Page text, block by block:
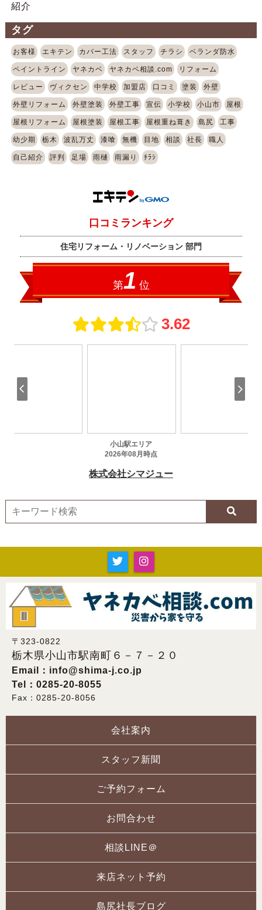
紹介
タグ
お客様 エキテン カバー工法 スタッフ チラシ ベランダ防水
ペイントライン ヤネカベ ヤネカベ相談.com リフォーム
レビュー ヴィクセン 中学校 加盟店 口コミ 塗装 外壁
外壁リフォーム 外壁塗装 外壁工事 宣伝 小学校 小山市 屋根
屋根リフォーム 屋根塗装 屋根工事 屋根重ね葺き 島尻 工事
幼少期 栃木 波乱万丈 漆喰 無機 目地 相談 社長 職人
自己紹介 評判 足場 雨樋 雨漏り ﾁﾗｼ
〒323-0822
栃木県小山市駅南町６－７－２０
Email： info@shima-j.co.jp
Tel：0285-20-8055
Fax：0285-20-8056
会社案内
スタッフ新聞
ご予約フォーム
お問合わせ
相談LINE＠
来店ネット予約
島尻社長ブログ